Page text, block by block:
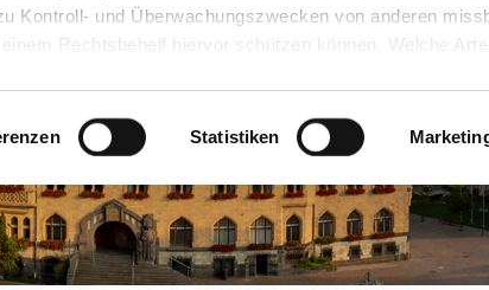
Kontroll- und Überwachungszwecken von anderen
Rechtsbehelf hiervor schützen können. Welche
Die von Ihnen getroffene Auswahl der gewünschten
angepasst oder
werden.
Statistiken